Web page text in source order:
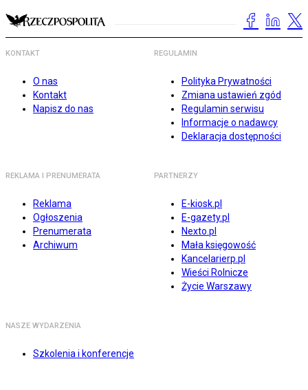
KONTAKT
O nas
Kontakt
Napisz do nas
REGULAMIN
Polityka Prywatności
Zmiana ustawień zgód
Regulamin serwisu
Informacje o nadawcy
Deklaracja dostępności
REKLAMA I PRENUMERATA
Reklama
Ogłoszenia
Prenumerata
Archiwum
PARTNERZY
E-kiosk.pl
E-gazety.pl
Nexto.pl
Mała księgowość
Kancelarierp.pl
Wieści Rolnicze
Życie Warszawy
NASZE WYDARZENIA
Szkolenia i konferencje